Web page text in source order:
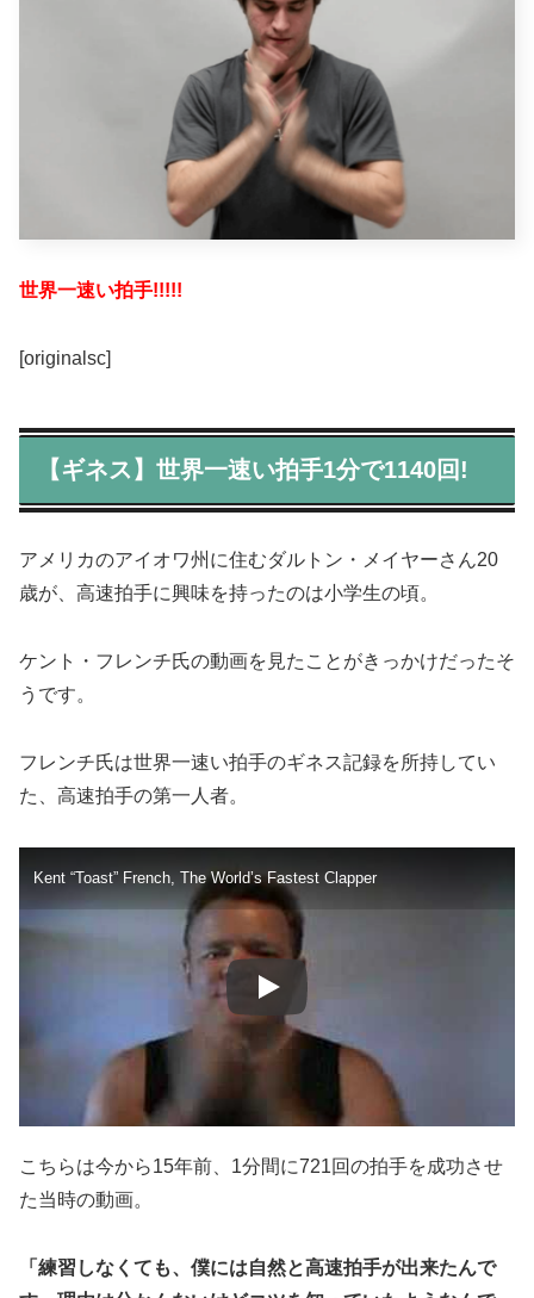
世界一速い拍手!!!!!
[originalsc]
【ギネス】世界一速い拍手1分で1140回!
アメリカのアイオワ州に住むダルトン・メイヤーさん20
歳が、高速拍手に興味を持ったのは小学生の頃。
ケント・フレンチ氏の動画を見たことがきっかけだったそ
うです。
フレンチ氏は世界一速い拍手のギネス記録を所持してい
た、高速拍手の第一人者。
Kent “Toast” French, The World’s Fastest Clapper
こちらは今から15年前、1分間に721回の拍手を成功させ
た当時の動画。
「練習しなくても、僕には自然と高速拍手が出来たんで